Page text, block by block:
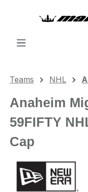
Teams NHL
Anaheim
59FIFTY
Cap